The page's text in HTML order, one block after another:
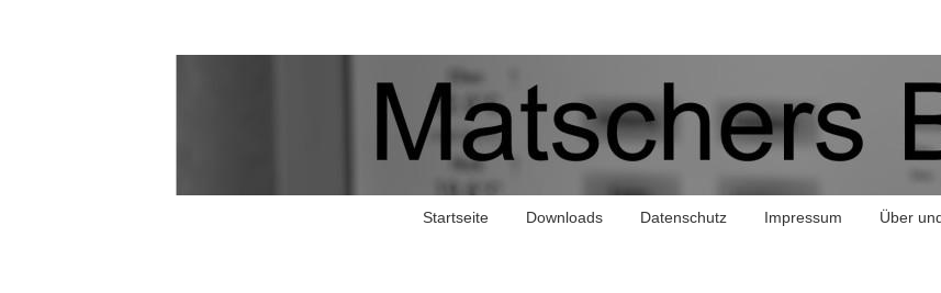
Matschers Blog
Startseite Downloads Datenschutz Impressum Über